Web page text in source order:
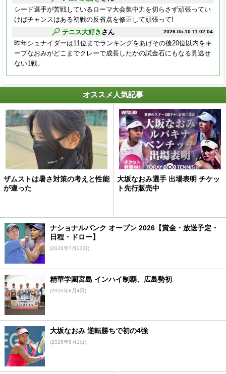
シード選手が苦戦しているローマ大会集中力を切らさず頑張ってい
けばチャンスはある初戦の反省点を修正して頑張って!
2026-05-10 11:02:04
テニス大好き さん
昨年シュナイダーは11位までランキングをあげその後20位以内をキ
ープなおみがどこまでクレーで成長したかの試金石にもなる見逃せ
ない1戦。
オススメ人気記事
ザムストは暑さ対策の考えと性能
が違った
大坂なおみ選手 出場表明 チケッ
ト先行販売中
ナショナルバンク オープン 2026【賞金・放送予定・
日程・ドロー】
(2026年7月23日)
精華学園宮島 インハイ制覇、広島勢初
(2026年8月4日)
大坂なおみ 逆転勝ちで初の4強
(2026年8月1日)